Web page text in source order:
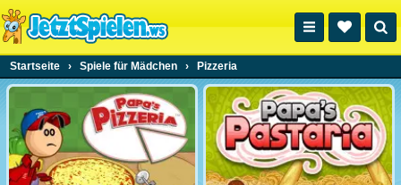
Startseite › Spiele für Mädchen › Pizzeria